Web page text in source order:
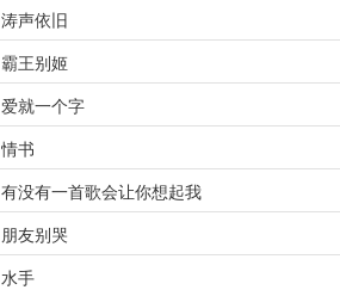
涛声依旧
霸王别姬
爱就一个字
情书
有没有一首歌会让你想起我
朋友别哭
水手